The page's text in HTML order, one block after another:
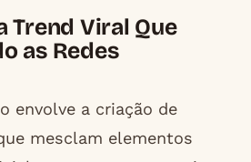
Trend Viral Que
as Redes
envolve a criação de
mesclam elementos